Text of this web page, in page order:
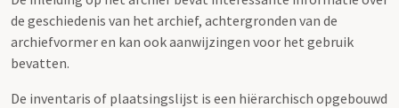
de geschiedenis van het archief, achtergronden van de
archiefvormer en kan ook aanwijzingen voor het gebruik
bevatten.
De inventaris of plaatsingslijst is een hiërarchisch opgebouwd